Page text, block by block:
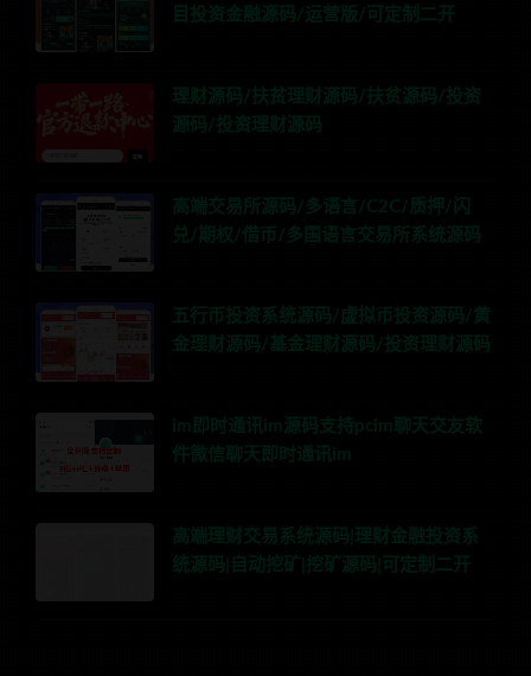
目投资金融源码/运营版/可定制二开
理财源码/扶贫理财源码/扶贫源码/投资
源码/投资理财源码
高端交易所源码/多语言/C2C/质押/闪
兑/期权/借币/多国语言交易所系统源码
五行币投资系统源码/虚拟币投资源码/黄
金理财源码/基金理财源码/投资理财源码
im即时通讯im源码支持pcim聊天交友软
件微信聊天即时通讯im
高端理财交易系统源码|理财金融投资系
统源码|自动挖矿|挖矿源码|可定制二开